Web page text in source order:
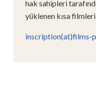
hak sahipleri
yüklenen kısa
inscription(at)films-